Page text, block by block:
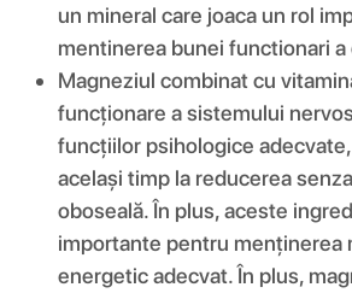
un mineral care joaca un rol
mentinerea bunei functionari
Magneziul combinat cu
funcționare a sistemului
funcțiilor psihologice
același timp la reducerea
oboseală. În plus, aceste
importante pentru menținerea
energetic adecvat. În plus,